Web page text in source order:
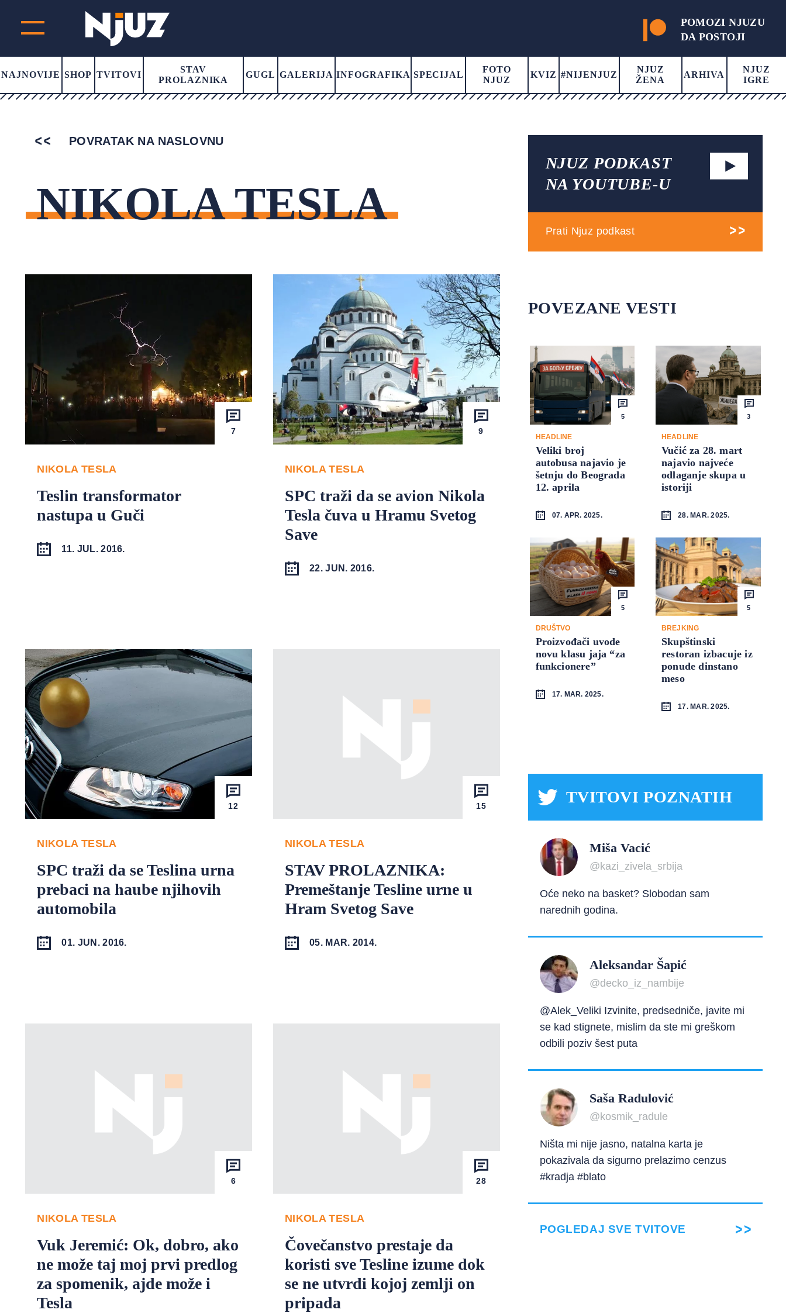
POMOZI NJUZU
DA POSTOJI
NAJNOVIJE SHOP TVITOVI
STAV
PROLAZNIKA
GUGL GALERIJA INFOGRAFIKA SPECIJAL
FOTO
NJUZ
KVIZ #NIJENJUZ
NJUZ
ŽENA
ARHIVA
NJUZ
IGRE
POVRATAK NA NASLOVNU
NIKOLA TESLA
7
NIKOLA TESLA
Teslin transformator
nastupa u Guči
11. JUL. 2016.
9
NIKOLA TESLA
SPC traži da se avion Nikola
Tesla čuva u Hramu Svetog
Save
22. JUN. 2016.
12
NIKOLA TESLA
SPC traži da se Teslina urna
prebaci na haube njihovih
automobila
01. JUN. 2016.
15
NIKOLA TESLA
STAV PROLAZNIKA:
Premeštanje Tesline urne u
Hram Svetog Save
05. MAR. 2014.
6
NIKOLA TESLA
Vuk Jeremić: Ok, dobro, ako
ne može taj moj prvi predlog
za spomenik, ajde može i
Tesla
28
NIKOLA TESLA
Čovečanstvo prestaje da
koristi sve Tesline izume dok
se ne utvrdi kojoj zemlji on
pripada
NJUZ PODKAST
NA YOUTUBE-U
Prati Njuz podkast
POVEZANE VESTI
5
HEADLINE
Veliki broj
autobusa najavio je
šetnju do Beograda
12. aprila
07. APR. 2025.
3
HEADLINE
Vučić za 28. mart
najavio najveće
odlaganje skupa u
istoriji
28. MAR. 2025.
5
DRUŠTVO
Proizvođači uvode
novu klasu jaja “za
funkcionere”
17. MAR. 2025.
5
BREJKING
Skupštinski
restoran izbacuje iz
ponude dinstano
meso
17. MAR. 2025.
TVITOVI POZNATIH
Miša Vacić
@kazi_zivela_srbija
Oće neko na basket? Slobodan sam
narednih godina.
Aleksandar Šapić
@decko_iz_nambije
@Alek_Veliki Izvinite, predsedniče, javite mi
se kad stignete, mislim da ste mi greškom
odbili poziv šest puta
Saša Radulović
@kosmik_radule
Ništa mi nije jasno, natalna karta je
pokazivala da sigurno prelazimo cenzus
#kradja #blato
POGLEDAJ SVE TVITOVE